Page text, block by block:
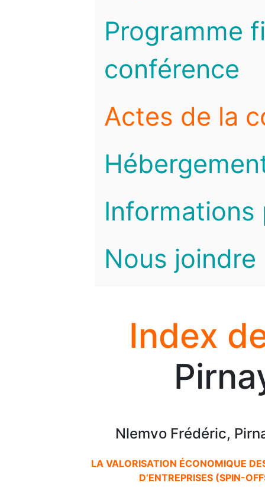
Programme
conférence
Actes de la
Informations
Nous joindre
Index
Nlemvo Frédéric,
LA VALORISATION ÉCONOMIQUE
D’ENTREPRISES (SPIN-